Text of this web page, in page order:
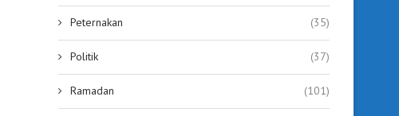
Peternakan (35)
Politik (37)
Ramadan (101)